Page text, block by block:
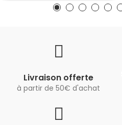
Livraison offerte
à partir de 50€ d'achat